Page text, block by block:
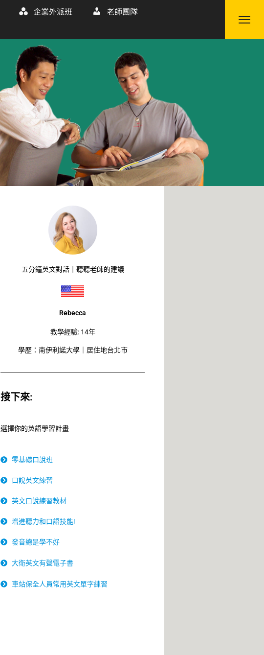
企業外派班 老師團隊
五分鐘英文對話｜聽聽老師的建議
Rebecca
教學經驗: 14年
學歷：南伊利諾大學｜居住地台北市
接下來:
選擇你的英語學習計畫
零基礎口說班
口說英文練習
英文口說練習教材
增進聽力和口語技能!
發音總是學不好
大衛英文有聲電子書
車站保全人員常用英文單字練習